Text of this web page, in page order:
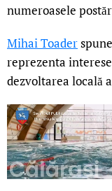
numeroasele
Mihai Toader
reprezenta
dezvoltarea locală